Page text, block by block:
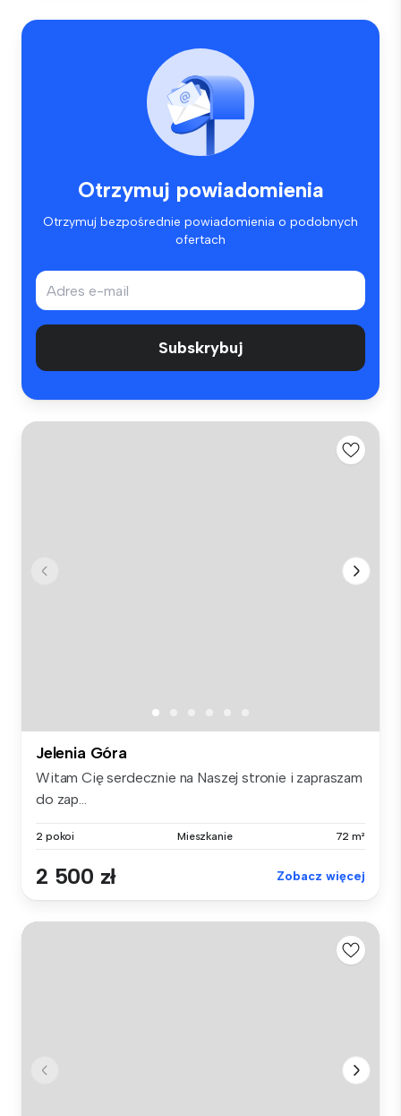
Otrzymuj powiadomienia
Otrzymuj bezpośrednie powiadomienia o podobnych
ofertach
Subskrybuj
Jelenia Góra
Witam Cię serdecznie na Naszej stronie i zapraszam
do zap...
2 pokoi Mieszkanie 72 m²
2 500 zł Zobacz więcej